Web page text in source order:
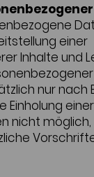
einer
Inhalte und
nur nach
Einholung einer
nicht